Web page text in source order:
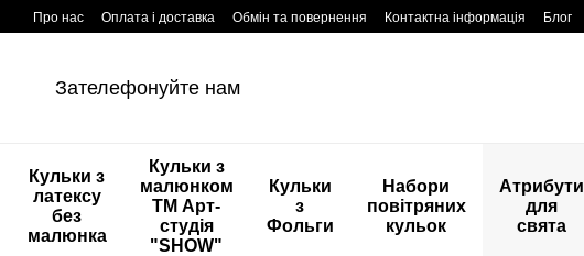
Перейти к основному контенту
Про нас Оплата і доставка Обмін та повернення Контактна інформація Блог
Зателефонуйте нам
Кульки з
латексу
без
малюнка
Кульки з
малюнком
ТМ Арт-
студія
"SHOW"
Кульки
з
Фольги
Набори
повітряних
кульок
Атрибути
для
свята